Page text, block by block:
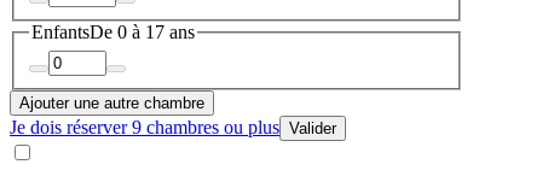
EnfantsDe 0 à 17 ans
Ajouter une autre chambre
Je dois réserver 9 chambres ou plus Valider